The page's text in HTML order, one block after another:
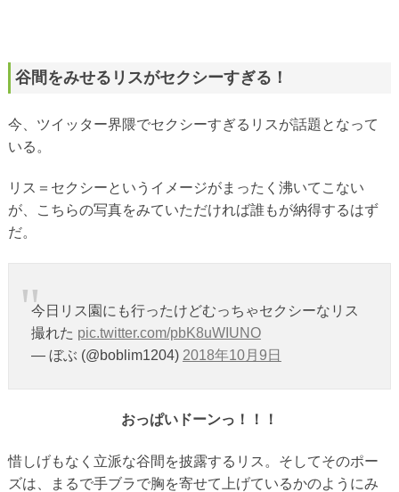
谷間をみせるリスがセクシーすぎる！
今、ツイッター界隈でセクシーすぎるリスが話題となって
いる。
リス＝セクシーというイメージがまったく沸いてこない
が、こちらの写真をみていただければ誰もが納得するはず
だ。
今日リス園にも行ったけどむっちゃセクシーなリス
撮れた pic.twitter.com/pbK8uWIUNO
— ぼぶ (@boblim1204) 2018年10月9日
おっぱいドーンっ！！！
惜しげもなく立派な谷間を披露するリス。そしてそのポー
ズは、まるで手ブラで胸を寄せて上げているかのようにみ